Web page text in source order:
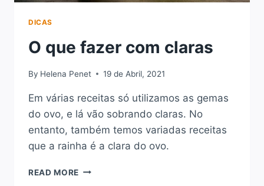
DICAS
O que fazer com claras
By Helena Penet 19 de Abril, 2021
Em várias receitas só utilizamos as gemas
do ovo, e lá vão sobrando claras. No
entanto, também temos variadas receitas
que a rainha é a clara do ovo.
READ MORE O